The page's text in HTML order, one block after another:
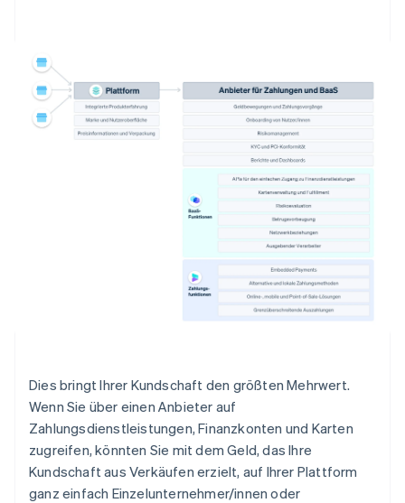
Dies bringt Ihrer Kundschaft den größten Mehrwert.
Wenn Sie über einen Anbieter auf
Zahlungsdienstleistungen, Finanzkonten und Karten
zugreifen, könnten Sie mit dem Geld, das Ihre
Kundschaft aus Verkäufen erzielt, auf Ihrer Plattform
ganz einfach Einzelunternehmer/innen oder